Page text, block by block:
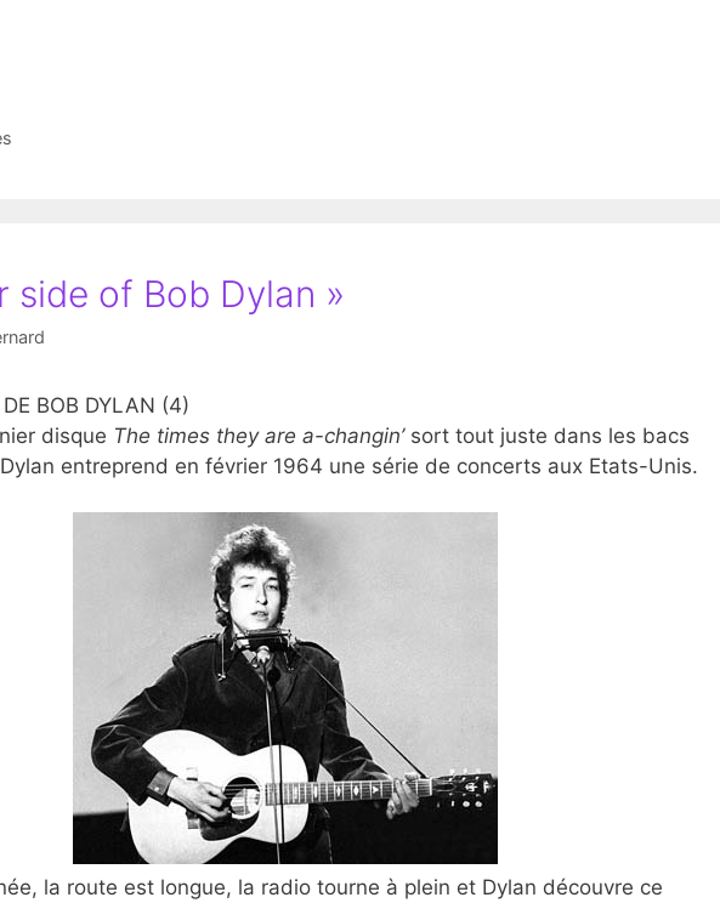
side of Bob Dylan »
BOB DYLAN (4)
disque The times they are a-changin’sort tout juste dans les bacs
entreprend en février 1964 une série de concerts aux Etats-Unis.
la route est longue, la radio tourne à plein et Dylan découvre ce